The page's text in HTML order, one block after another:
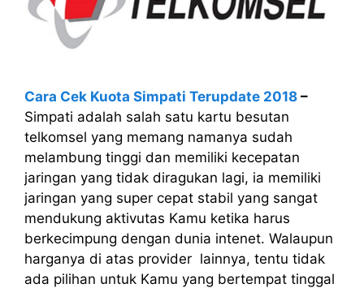
Cara Cek Kuota Simpati Terupdate 2018 –
Simpati adalah salah satu kartu besutan
telkomsel yang memang namanya sudah
melambung tinggi dan memiliki kecepatan
jaringan yang tidak diragukan lagi, ia memiliki
jaringan yang super cepat stabil yang sangat
mendukung aktivutas Kamu ketika harus
berkecimpung dengan dunia intenet. Walaupun
harganya di atas provider lainnya, tentu tidak
ada pilihan untuk Kamu yang bertempat tinggal